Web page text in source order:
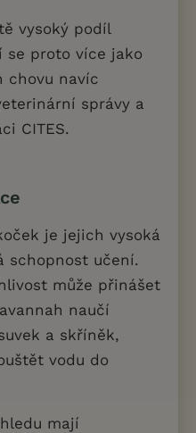
vysoký podíl
se proto více jako
chovu navíc
správy a
CITES.
je jejich vysoká
schopnost učení.
může přinášet
naučí
a skříněk,
vodu do
mají